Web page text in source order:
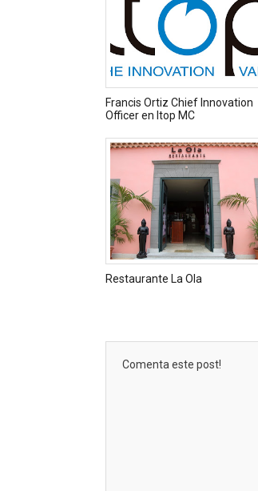
Francis Ortiz Chief Innovation
Officer en Itop MC
Restaurante La Ola
Comenta este post!